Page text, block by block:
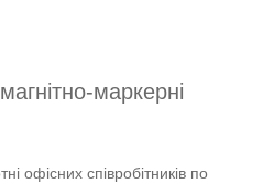
маркерні
офісних співробітників по